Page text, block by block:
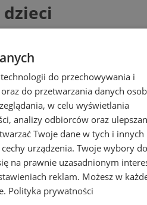
dzieci
do przechowywania i
do przetwarzania danych
w celu wyświetlania
analizy odbiorców oraz
Twoje dane w tych i innych
urządzenia. Twoje wybory
na prawnie uzasadnionym
reklam. Możesz w
. Polityka prywatności